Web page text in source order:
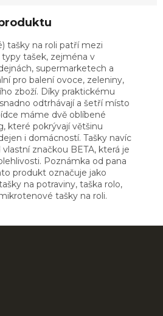
tašky na roli patří mezi
tašek, zejména v
supermarketech a
pro balení ovoce, zeleniny,
zboží. Díky praktickému
odtrhávají a šetří místo
máme dvě oblíbené
které pokrývají většinu
i domácností. Tašky navíc
značkou BETA, která je
Poznámka od pana
produkt označuje jako
na potraviny, taška rolo,
tašky na roli.